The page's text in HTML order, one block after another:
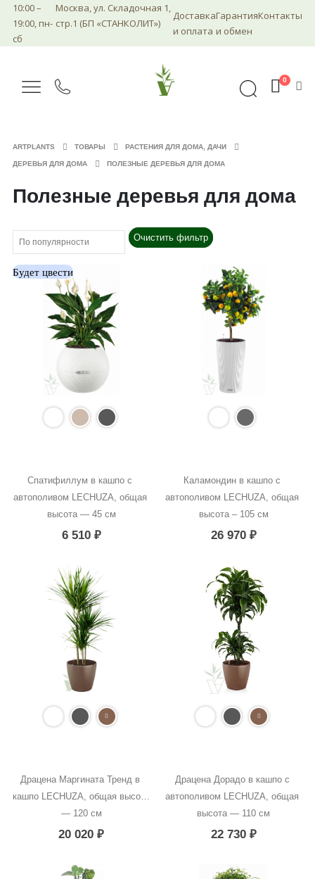
10:00 –
19:00, пн-
сб
Москва, ул. Складочная 1,
стр.1 (БП «СТАНКОЛИТ»)
Доставка
и оплата
Гарантия
и обмен
Контакты
0
ARTPLANTS ТОВАРЫ РАСТЕНИЯ ДЛЯ ДОМА, ДАЧИ
ДЕРЕВЬЯ ДЛЯ ДОМА ПОЛЕЗНЫЕ ДЕРЕВЬЯ ДЛЯ ДОМА
Полезные деревья для дома
Очистить фильтр
Будет цвести
Спатифиллум в кашпо с
автополивом LECHUZA, общая
высота — 45 см
6 510 ₽
Каламондин в кашпо с
автополивом LECHUZA, общая
высота – 105 см
26 970 ₽
Драцена Маргината Тренд в
кашпо LECHUZA, общая высота
— 120 см
20 020₽
Драцена Дорадо в кашпо с
автополивом LECHUZA, общая
высота — 110 см
22 730 ₽